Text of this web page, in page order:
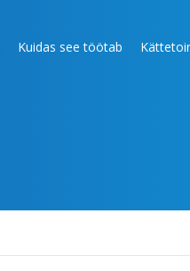
Kuidas see töötab